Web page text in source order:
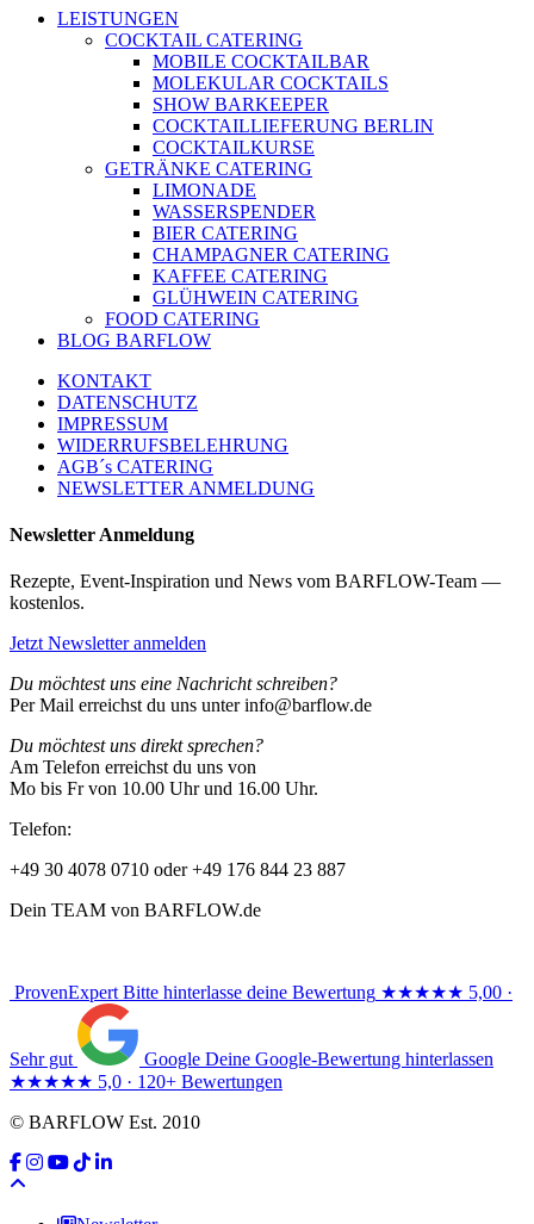
LEISTUNGEN
COCKTAIL CATERING
MOBILE COCKTAILBAR
MOLEKULAR COCKTAILS
SHOW BARKEEPER
COCKTAILLIEFERUNG BERLIN
COCKTAILKURSE
GETRÄNKE CATERING
LIMONADE
WASSERSPENDER
BIER CATERING
CHAMPAGNER CATERING
KAFFEE CATERING
GLÜHWEIN CATERING
FOOD CATERING
BLOG BARFLOW
KONTAKT
DATENSCHUTZ
IMPRESSUM
WIDERRUFSBELEHRUNG
AGB´s CATERING
NEWSLETTER ANMELDUNG
Newsletter Anmeldung
Rezepte, Event-Inspiration und News vom BARFLOW-Team —
kostenlos.
Jetzt Newsletter anmelden
Du möchtest uns eine Nachricht schreiben?
Per Mail erreichst du uns unter info@barflow.de
Du möchtest uns direkt sprechen?
Am Telefon erreichst du uns von
Mo bis Fr von 10.00 Uhr und 16.00 Uhr.
Telefon:
+49 30 4078 0710 oder +49 176 844 23 887
Dein TEAM von BARFLOW.de
ProvenExpert Bitte hinterlasse deine Bewertung ★★★★★ 5,00 ·
Sehr gut Google Deine Google-Bewertung hinterlassen
★★★★★ 5,0 · 120+ Bewertungen
© BARFLOW Est. 2010